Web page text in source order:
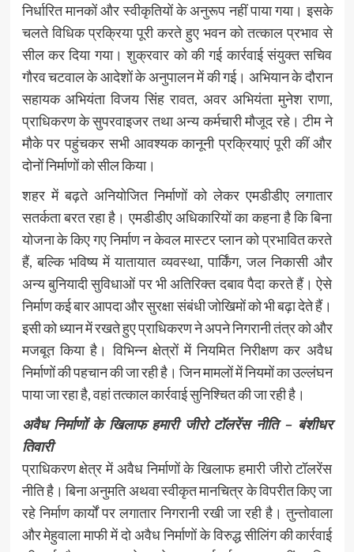
निर्धारित मानकों और स्वीकृतियों के अनुरूप नहीं पाया गया। इसके
चलते विधिक प्रक्रिया पूरी करते हुए भवन को तत्काल प्रभाव से
सील कर दिया गया। शुक्रवार को की गई कार्रवाई संयुक्त सचिव
गौरव चटवाल के आदेशों के अनुपालन में की गई। अभियान के दौरान
सहायक अभियंता विजय सिंह रावत, अवर अभियंता मुनेश राणा,
प्राधिकरण के सुपरवाइजर तथा अन्य कर्मचारी मौजूद रहे। टीम ने
मौके पर पहुंचकर सभी आवश्यक कानूनी प्रक्रियाएं पूरी कीं और
दोनों निर्माणों को सील किया।
शहर में बढ़ते अनियोजित निर्माणों को लेकर एमडीडीए लगातार
सतर्कता बरत रहा है। एमडीडीए अधिकारियों का कहना है कि बिना
योजना के किए गए निर्माण न केवल मास्टर प्लान को प्रभावित करते
हैं, बल्कि भविष्य में यातायात व्यवस्था, पार्किंग, जल निकासी और
अन्य बुनियादी सुविधाओं पर भी अतिरिक्त दबाव पैदा करते हैं। ऐसे
निर्माण कई बार आपदा और सुरक्षा संबंधी जोखिमों को भी बढ़ा देते हैं।
इसी को ध्यान में रखते हुए प्राधिकरण ने अपने निगरानी तंत्र को और
मजबूत किया है। विभिन्न क्षेत्रों में नियमित निरीक्षण कर अवैध
निर्माणों की पहचान की जा रही है। जिन मामलों में नियमों का उल्लंघन
पाया जा रहा है, वहां तत्काल कार्रवाई सुनिश्चित की जा रही है।
अवैध निर्माणों के खिलाफ हमारी जीरो टॉलरेंस नीति – बंशीधर
तिवारी
प्राधिकरण क्षेत्र में अवैध निर्माणों के खिलाफ हमारी जीरो टॉलरेंस
नीति है। बिना अनुमति अथवा स्वीकृत मानचित्र के विपरीत किए जा
रहे निर्माण कार्यों पर लगातार निगरानी रखी जा रही है। तुन्तोवाला
और मेहुवाला माफी में दो अवैध निर्माणों के विरुद्ध सीलिंग की कार्रवाई